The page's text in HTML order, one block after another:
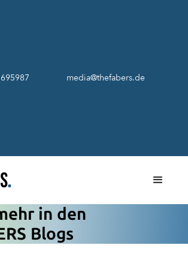
media@thefabers.de
in den
Blogs